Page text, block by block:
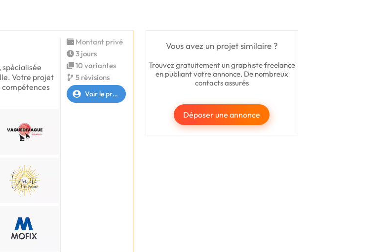
Vous avez un projet similaire ?
Trouvez gratuitement un graphiste freelance
en publiant votre annonce. De nombreux
contacts assurés
Déposer une annonce
spécialisée
Votre projet
compétences
Montant privé
3 jours
10 variantes
5 révisions
Voir le profil